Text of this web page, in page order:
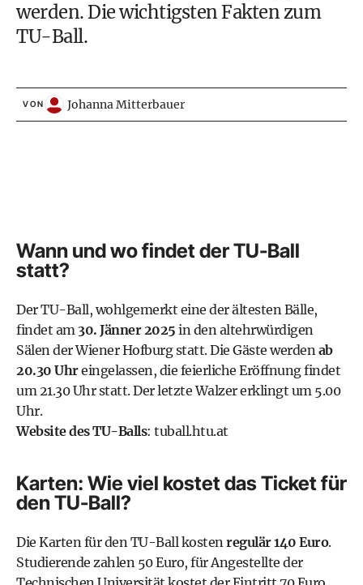
werden. Die wichtigsten Fakten zum
TU-Ball.
VON Johanna Mitterbauer
Wann und wo findet der TU-Ball
statt?
Der TU-Ball, wohlgemerkt eine der ältesten Bälle,
findet am 30. Jänner 2025 in den altehrwürdigen
Sälen der Wiener Hofburg statt. Die Gäste werdenab
20.30 Uhreingelassen, die feierliche Eröffnung findet
um 21.30 Uhr statt. Der letzte Walzer erklingt um 5.00
Uhr.
Website des TU-Balls: tuball.htu.at
Karten: Wie viel kostet das Ticket für
den TU-Ball?
Die Karten für den TU-Ball kostenregulär 140 Euro.
Studierende zahlen 50 Euro, für Angestellte der